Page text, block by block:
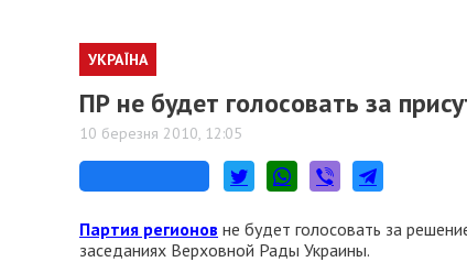
УКРАЇНА
ПР не будет голосовать за
10 березня 2010, 12:05
Партия регионов не будет голосовать за
заседаниях Верховной Рады Украины.